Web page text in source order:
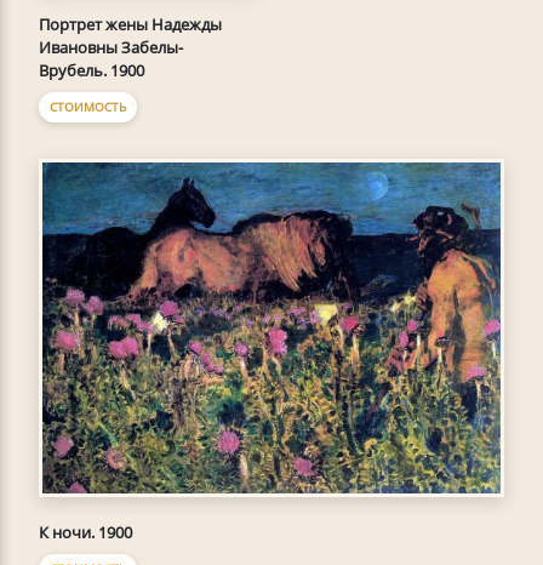
Портрет жены Надежды
Ивановны Забелы-
Врубель. 1900
СТОИМОСТЬ
К ночи. 1900